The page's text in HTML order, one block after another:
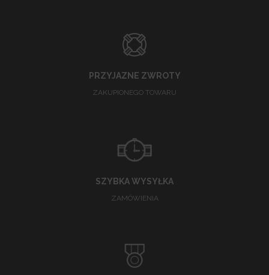
PRZYJAZNE ZWROTY
ZAKUPIONEGO TOWARU
SZYBKA WYSYŁKA
ZAMÓWIENIA